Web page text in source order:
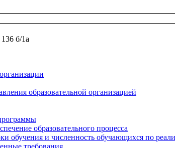
б/1а
образовательной организацией
образовательного процесса
обучения и численность обучающихся по
требования